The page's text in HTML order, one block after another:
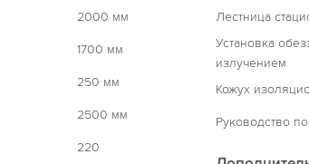
2000 мм
1700 мм
250 мм
2500 мм
220
Лестница
Установка
излучением
Кожух
Руководство